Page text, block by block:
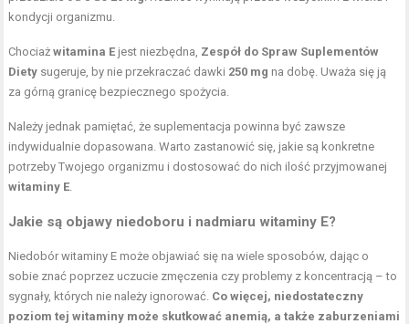
kondycji organizmu.
Chociażwitamina E jest niezbędna, Zespół do Spraw Suplementów
Diety sugeruje, by nie przekraczać dawki 250 mg na dobę. Uważa się ją
za górną granicę bezpiecznego spożycia.
Należy jednak pamiętać, że suplementacja powinna być zawsze
indywidualnie dopasowana. Warto zastanowić się, jakie są konkretne
potrzeby Twojego organizmu i dostosować do nich ilość przyjmowanej
witaminy E
Jakie są objawy niedoboru i nadmiaru witaminy E?
Niedobór witaminy E może objawiać się na wiele sposobów, dając o
sobie znać poprzez uczucie zmęczenia czy problemy z koncentracją – to
sygnały, których nie należy ignorować. Co więcej, niedostateczny
poziom tej witaminy może skutkować anemią, a także zaburzeniami